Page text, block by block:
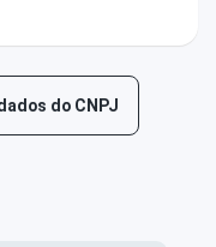
do CNPJ